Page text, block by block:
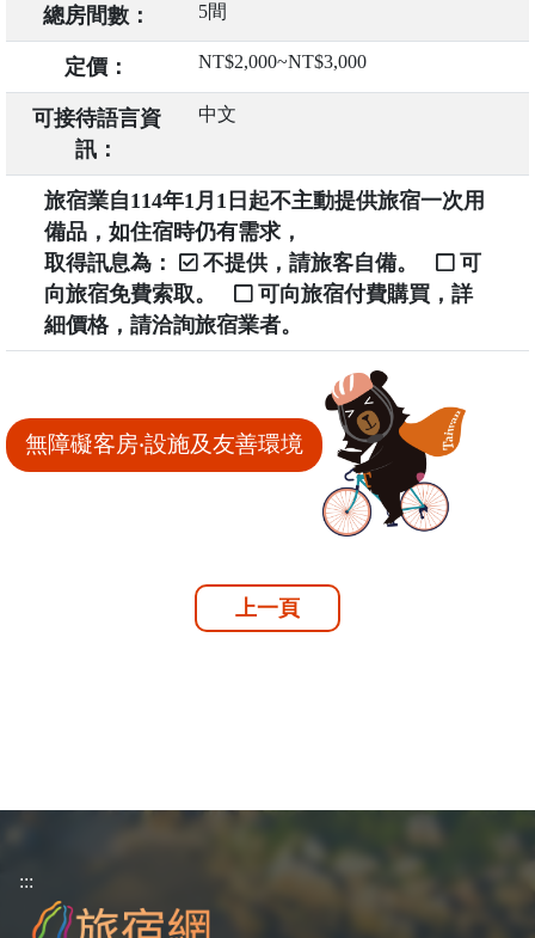
總房間數： 5間
定價： NT$2,000~NT$3,000
可接待語言資
訊：
中文
旅宿業自114年1月1日起不主動提供旅宿一次用
備品，如住宿時仍有需求，
取得訊息為：
不提供，請旅客自備。
可
向旅宿免費索取。
可向旅宿付費購買，詳
細價格，請洽詢旅宿業者。
無障礙客房‧設施及友善環境
上一頁
:::